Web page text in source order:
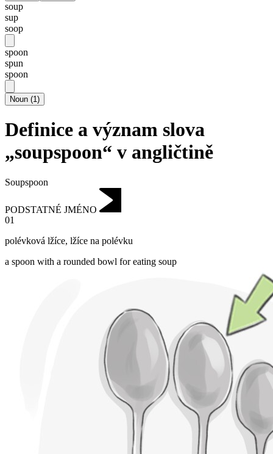
soup
sup
soop
spoon
spun
spoon
Noun (1)
Definice a význam slova
„soupspoon“ v angličtině
Soupspoon
PODSTATNÉ JMÉNO
01
polévková lžíce, lžíce na polévku
a spoon with a rounded bowl for eating soup